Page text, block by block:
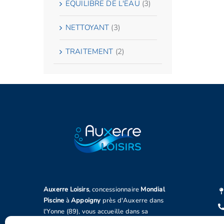
EQUILIBRE DE L'EAU (3)
NETTOYANT (3)
TRAITEMENT (2)
Auxerre Loisirs, concessionnaire Mondial
Piscine à Appoigny près d'Auxerre dans
l'Yonne (89), vous accueille dans sa